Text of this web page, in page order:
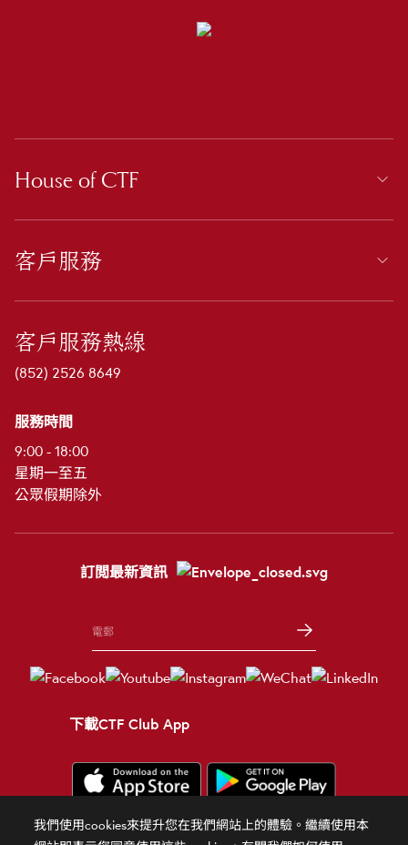
House of CTF
客戶服務
客戶服務熱線
(852) 2526 8649
服務時間
9:00 - 18:00
星期一至五
公眾假期除外
訂閲最新資訊
下載CTF Club App
條款細則 使用條款 隱私政策 官方聲明 相關網站
我們使用cookies來提升您在我們網站上的體驗。繼續使用本